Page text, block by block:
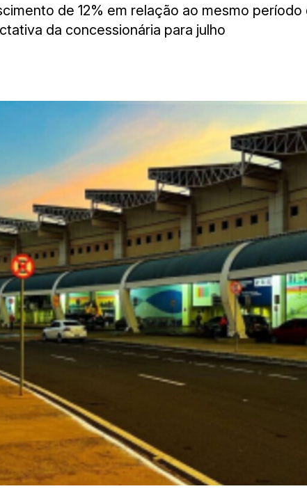
de 12% em relação ao mesmo período
da concessionária para julho